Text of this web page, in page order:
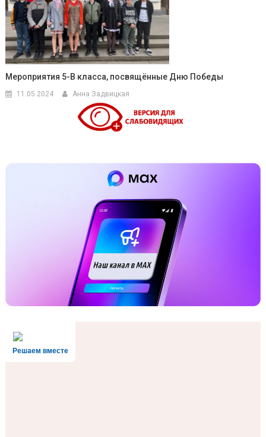
Мероприятия 5-В класса, посвящённые Дню Победы
11.05.2024 Анна Задвицкая
Решаем вместе